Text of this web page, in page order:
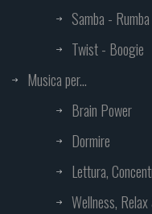
Samba - Rumba
Twist - Boogie
Musica per...
Brain Power
Dormire
Lettura,
Wellness,